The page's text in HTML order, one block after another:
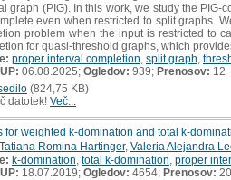
graph (PIG). In this work, we study the
even when restricted to split graphs.
problem when the input is restricted to
for quasi-threshold graphs, which
proper interval completion split graph
06.08.2025; Ogledov: 939; Prenosov: 12
(824,75 KB)
datotek! Več...
for weighted k-domination and total k-
Tatiana Romina Hartinger, Valeria Alejandra
k-domination total k-domination proper
18.07.2019; Ogledov: 4654; Prenosov: